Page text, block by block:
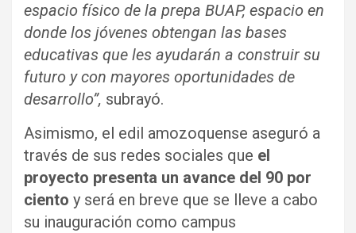
espacio físico de la prepa BUAP, espacio en
donde los jóvenes obtengan las bases
educativas que les ayudarán a construir su
futuro y con mayores oportunidades de
desarrollo”, subrayó.
Asimismo, el edil amozoquense aseguró a
través de sus redes sociales que el
proyecto presenta un avance del 90 por
ciento y será en breve que se lleve a cabo
su inauguración como campus